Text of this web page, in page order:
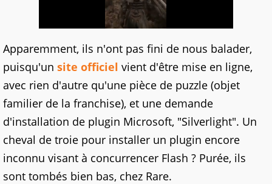
Apparemment, ils n'ont pas fini de nous balader,
puisqu'un site officiel vient d'être mise en ligne,
avec rien d'autre qu'une pièce de puzzle (objet
familier de la franchise), et une demande
d'installation de plugin Microsoft, "Silverlight". Un
cheval de troie pour installer un plugin encore
inconnu visant à concurrencer Flash ? Purée, ils
sont tombés bien bas, chez Rare.